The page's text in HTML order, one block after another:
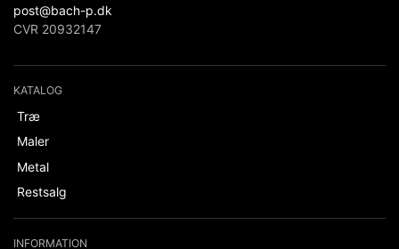
post@bach-p.dk
CVR 20932147
KATALOG
Træ
Maler
Metal
Restsalg
INFORMATION